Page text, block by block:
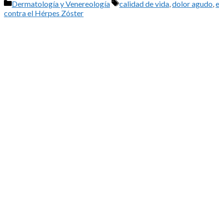
Categorías
Dermatología y Venereología Etiquetas
calidad de vida,dolor agudo,
contra el Hérpes Zóster